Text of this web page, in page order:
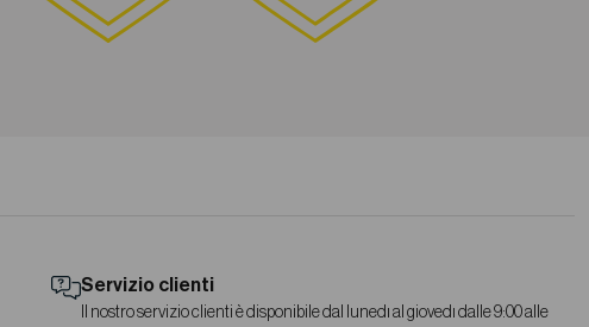
Servizio clienti
Il nostro servizio clienti è disponibile dal lunedì al giovedì dalle 9:00 alle